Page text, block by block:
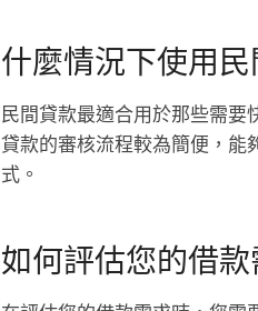
什麼情況下使用
民間貸款最適合用於那些需要
貸款的審核流程較為簡便，能
式。
如何評估您的借款